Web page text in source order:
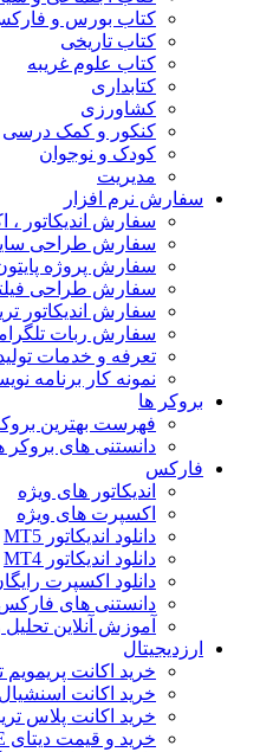
کتاب بورس و
کتاب تاریخی
کتاب علوم غریبه
کتابداری
کشاورزی
کنکور و کمک‌ درسی
کودک و نوجوان
مدیریت
سفارش نرم افزار
سفارش اندیکاتور
سفارش طراحی
سفارش پروژه
سفارش طراحی
سفارش اندیکاتور
سفارش ربات
تعرفه و خدمات
نمونه کار برنامه
بروکر ها
فهرست بهترین
دانستنی های
فارکس
اندیکاتور های ویژه
اکسپرت های ویژه
دانلود اندیکاتور MT5
دانلود اندیکاتور MT4
دانلود اکسپرت
دانستنی های
آموزش آنلاین تحلیل
ارزدیجیتال
خرید اکانت پریمویم
خرید اکانت اسنشیال
خرید اکانت پلاس
خرید و قیمت دیتای CME تریدینگ ویو